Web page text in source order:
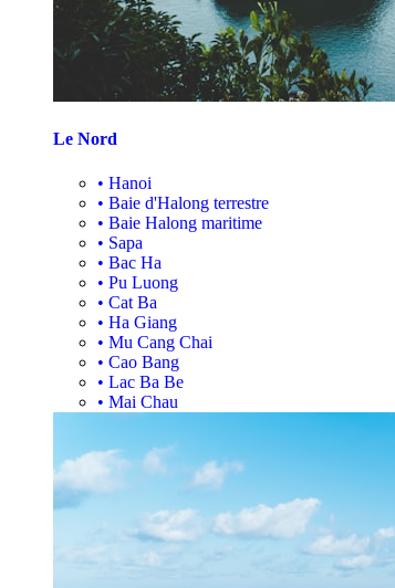
Le Nord
• Hanoi
• Baie d'Halong terrestre
• Baie Halong maritime
• Sapa
• Bac Ha
• Pu Luong
• Cat Ba
• Ha Giang
• Mu Cang Chai
• Cao Bang
• Lac Ba Be
• Mai Chau